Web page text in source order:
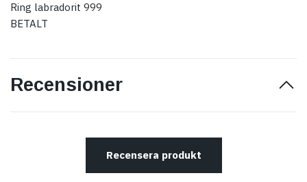
Ring labradorit 999
BETALT
Recensioner
Recensera produkt